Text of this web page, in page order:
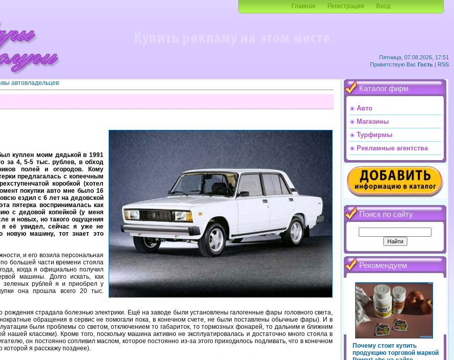
Пятница, 07.08.2026, 17:51
Приветствую Вас Гость | RSS
Главная Регистрация Вход
автовладельцев
куплен моим дядькой в 1991
за 4, 5-5 тыс. рублев, в обход
полей и огородов. Кому
предлагалась с копеечным
коробкой (хотел
покупки авто мне было 16
ездил с 6 лет на дедовской
пятерка воспринималась как
с дедовой копейкой (у меня
и новых, но такого ощущения
её увидел, сейчас я уже не
машину, тот знает это
и его возила персональная
большей части времени стояла
когда я официально получил
машины. Долго искать, как
зеленых рублей я и приобрел у
она прошла всего 20 тыс.
рождения страдала болезнью электрики. Ещё на заводе были установлены галогенные фары головного света,
обращения в сервис не помогали пока, в конечном счете, не были поставлены обычные фары). И в
были проблемы со светом, отключением то габариток, то тормозных фонарей, то дальним и ближним
нашей классики). Кроме того, поскольку машина активно не эксплуатировалась и достаточно много стояла в
он постоянно сопливил маслом, которое постоянно из-за этого приходилось подливать, что в конечном
я расскажу позднее).
Каталог фирм
Авто
Магазины
Турфирмы
Рекламные агентства
Поиск по сайту
Рекомендуем
Почему стоит купить
продукцию торговой маркой